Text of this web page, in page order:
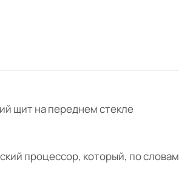
щит на переднем стекле
процессор, который, по словам